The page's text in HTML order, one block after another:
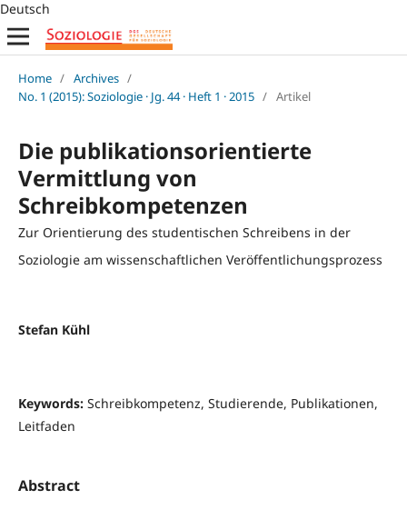
Deutsch
Home / Archives /
No. 1 (2015): Soziologie · Jg. 44 · Heft 1 · 2015 / Artikel
Die publikationsorientierte
Vermittlung von
Schreibkompetenzen
Zur Orientierung des studentischen Schreibens in der
Soziologie am wissenschaftlichen Veröffentlichungsprozess
Stefan Kühl
Keywords: Schreibkompetenz, Studierende, Publikationen,
Leitfaden
Abstract